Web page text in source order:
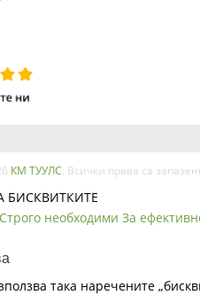
КМ ТУУЛС . Всички права са
БИСКВИТКИТЕ
Строго необходими За
така наречените